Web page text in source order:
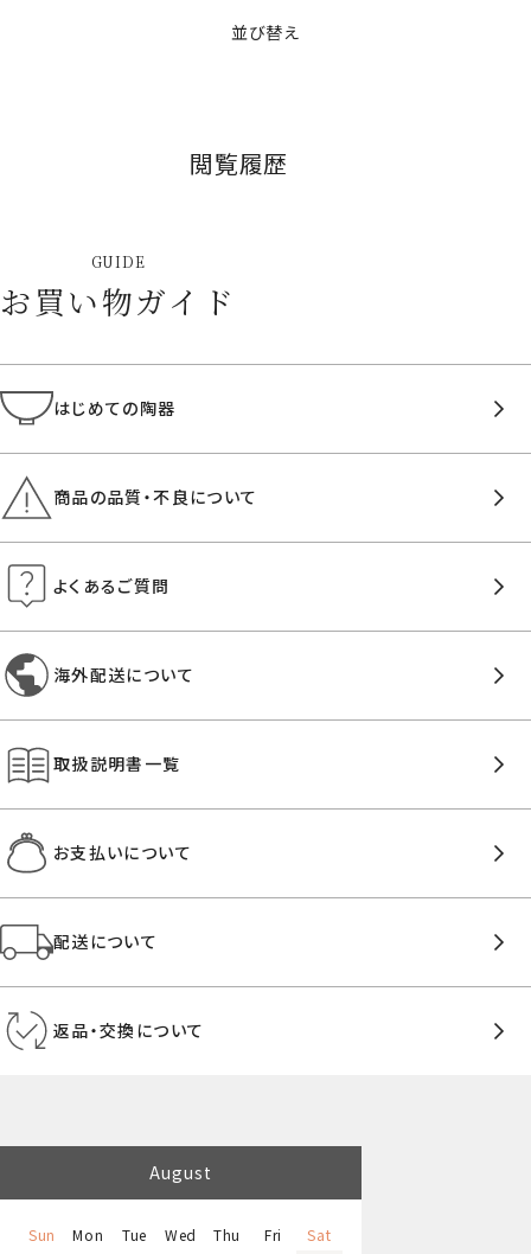
並び替え
閲覧履歴
GUIDE
お買い物ガイド
はじめての陶器
商品の品質・不良について
よくあるご質問
海外配送について
取扱説明書一覧
お支払いについて
配送について
返品・交換について
August
Sun Mon Tue Wed Thu Fri
Sat